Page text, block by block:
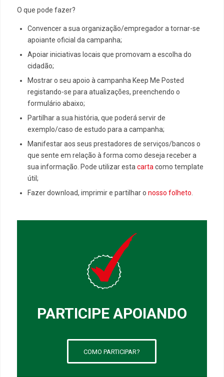
O que pode fazer?
Convencer a sua organização/empregador a tornar-se
apoiante oficial da campanha;
Apoiar iniciativas locais que promovam a escolha do
cidadão;
Mostrar o seu apoio à campanha Keep Me Posted
registando-se para atualizações, preenchendo o
formulário abaixo;
Partilhar a sua história, que poderá servir de
exemplo/caso de estudo para a campanha;
Manifestar aos seus prestadores de serviços/bancos o
que sente em relação à forma como deseja receber a
sua informação. Pode utilizar esta carta como template
útil;
Fazer download, imprimir e partilhar o nosso folheto
PARTICIPE APOIANDO
COMO PARTICIPAR?